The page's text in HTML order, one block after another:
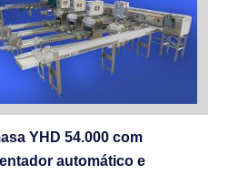
YHD 54.000 com
automático e